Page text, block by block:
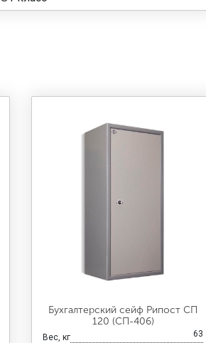
Бухгалтерский сейф Рипост СП
120 (СП-406)
Вес, кг 63